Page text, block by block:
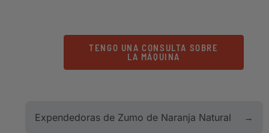
Expendedoras de Zumo de Naranja Natural
TENGO UNA CONSULTA SOBRE
LA MÁQUINA